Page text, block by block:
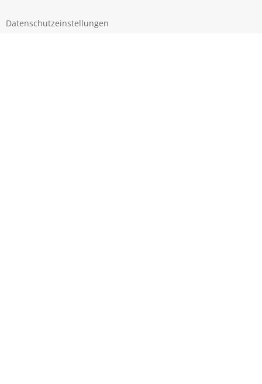
Datenschutzeinstellungen